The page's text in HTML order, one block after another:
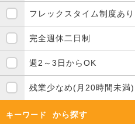
フレックスタイム制度あり
完全週休二日制
週2～3日からOK
残業少なめ(月20時間未満)
キーワード から探す